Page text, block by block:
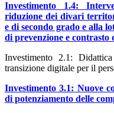
Investimento 1.4:
riduzione dei divari
e di secondo grado e alla
di prevenzione e contrasto
Investimento 2.1:
transizione digitale per il
Investimento 3.1: Nuove
di potenziamento delle